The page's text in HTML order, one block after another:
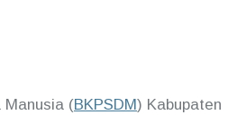
Manusia (BKPSDM) Kabupaten